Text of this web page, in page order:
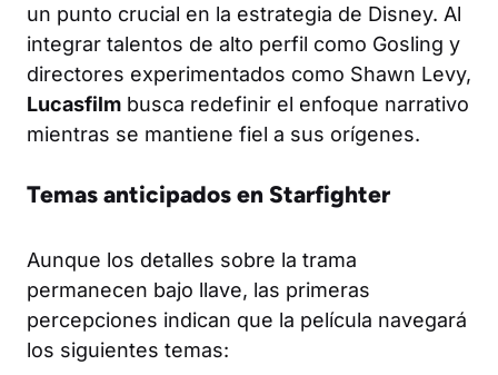
un punto crucial en la estrategia de Disney. Al
integrar talentos de alto perfil como Gosling y
directores experimentados como Shawn Levy,
Lucasfilm busca redefinir el enfoque narrativo
mientras se mantiene fiel a sus orígenes.
Temas anticipados en Starfighter
Aunque los detalles sobre la trama
permanecen bajo llave, las primeras
percepciones indican que la película navegará
los siguientes temas: